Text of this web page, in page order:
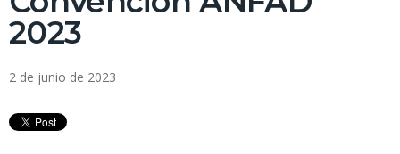
2023
2 de junio de 2023